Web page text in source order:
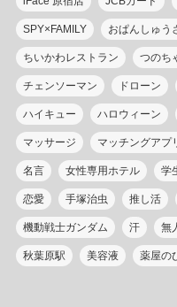
SPY×FAMILY おぱんしゅう
ちいかわレストラン つのち
チェンソーマン ドローン
ハイキュー ハロウィーン
マッサージ マッチングアプ
名言 女性専用ホテル 学
恋愛 手塚治虫 推し活
機動戦士ガンダム 汗 無
秋葉原駅 美容液 薬屋の